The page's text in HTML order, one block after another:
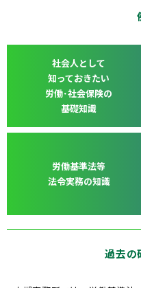
社会人として
知っておきたい
労働･社会保険の
基礎知識
労働基準法等
法令実務の知識
過去の